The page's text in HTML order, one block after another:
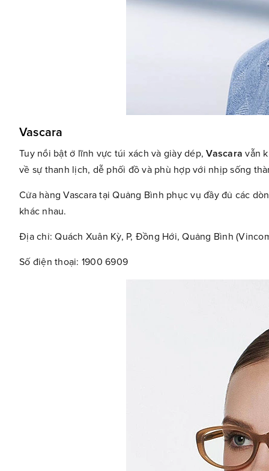
Vascara
Tuy nổi bật ở lĩnh vực túi xách và giày dép,Vascara vẫn
về sự thanh lịch, dễ phối đồ và phù hợp với nhịp sống
Cửa hàng Vascara tại Quảng Bình phục vụ đầy đủ các
khác nhau.
Địa chỉ: Quách Xuân Kỳ, P, Đồng Hới, Quảng Bình
Số điện thoại: 1900 6909